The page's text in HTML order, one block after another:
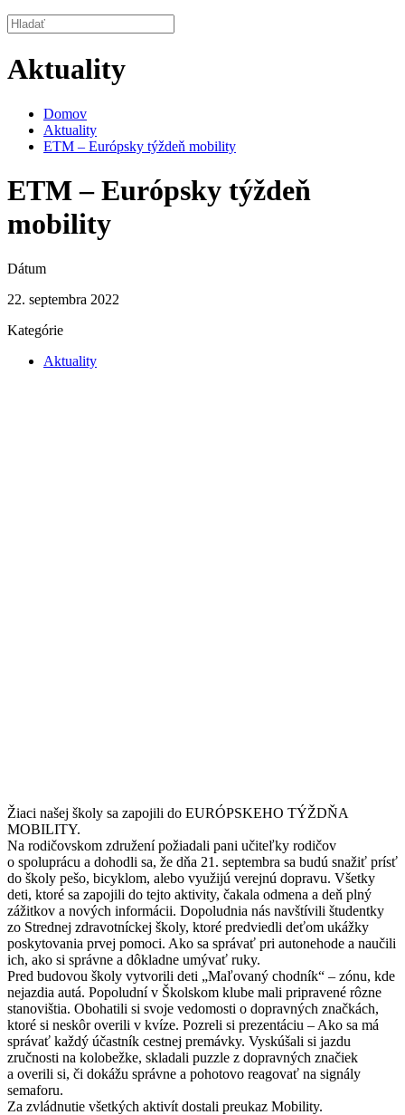
Aktuality
Domov
Aktuality
ETM – Európsky týždeň mobility
ETM – Európsky týždeň
mobility
Dátum
22. septembra 2022
Kategórie
Aktuality
Žiaci našej školy sa zapojili do EURÓPSKEHO TÝŽDŇA
MOBILITY.
Na rodičovskom združení požiadali pani učiteľky rodičov
o spoluprácu a dohodli sa, že dňa 21. septembra sa budú snažiť prísť
do školy pešo, bicyklom, alebo využijú verejnú dopravu. Všetky
deti, ktoré sa zapojili do tejto aktivity, čakala odmena a deň plný
zážitkov a nových informácii. Dopoludnia nás navštívili študentky
zo Strednej zdravotníckej školy, ktoré predviedli deťom ukážky
poskytovania prvej pomoci. Ako sa správať pri autonehode a naučili
ich, ako si správne a dôkladne umývať ruky.
Pred budovou školy vytvorili deti „Maľovaný chodník“ – zónu, kde
nejazdia autá. Popoludní v Školskom klube mali pripravené rôzne
stanovištia. Obohatili si svoje vedomosti o dopravných značkách,
ktoré si neskôr overili v kvíze. Pozreli si prezentáciu – Ako sa má
správať každý účastník cestnej premávky. Vyskúšali si jazdu
zručnosti na kolobežke, skladali puzzle z dopravných značiek
a overili si, či dokážu správne a pohotovo reagovať na signály
semaforu.
Za zvládnutie všetkých aktivít dostali preukaz Mobility.